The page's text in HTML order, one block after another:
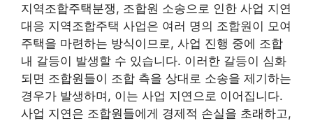
지역조합주택분쟁, 조합원 소송으로 인한 사업 지연
대응 지역조합주택 사업은 여러 명의 조합원이 모여
주택을 마련하는 방식이므로, 사업 진행 중에 조합
내 갈등이 발생할 수 있습니다. 이러한 갈등이 심화
되면 조합원들이 조합 측을 상대로 소송을 제기하는
경우가 발생하며, 이는 사업 지연으로 이어집니다.
사업 지연은 조합원들에게 경제적 손실을 초래하고,